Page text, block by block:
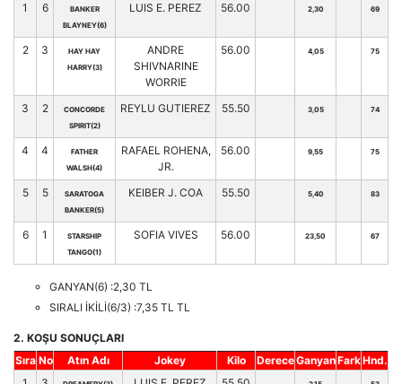
1
6
BANKER
BLAYNEY(6)
LUIS E. PEREZ 56.00 2,30 69
2 3
HAY HAY
HARRY(3)
ANDRE
SHIVNARINE
WORRIE
56.00 4,05 75
3 2
CONCORDE
SPIRIT(2)
REYLU GUTIEREZ 55.50 3,05 74
4 4
FATHER
WALSH(4)
RAFAEL ROHENA,
JR.
56.00 9,55 75
5 5
SARATOGA
BANKER(5)
KEIBER J. COA 55.50 5,40 83
6 1
STARSHIP
TANGO(1)
SOFIA VIVES 56.00 23,50 67
GANYAN(6) :2,30 TL
SIRALI İKİLİ(6/3) :7,35 TL TL
2. KOŞU SONUÇLARI
Sıra No Atın Adı Jokey Kilo DereceGanyanFarkHnd.